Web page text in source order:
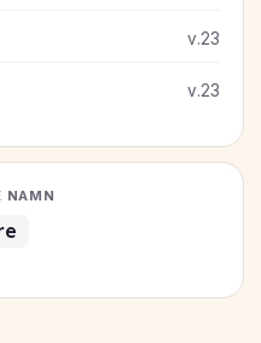
v.23
v.23
NAMN